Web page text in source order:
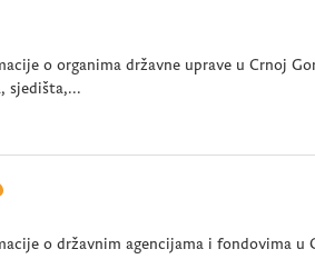
o organima državne uprave u Crnoj
sjedišta,...
o državnim agencijama i fondovima u